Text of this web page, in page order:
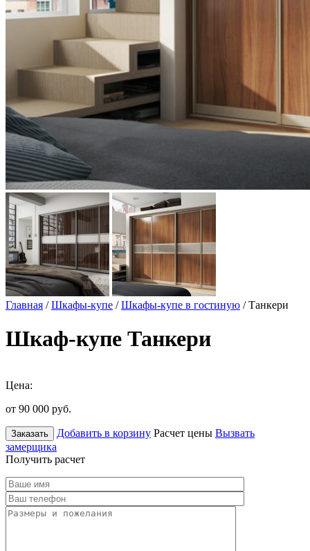
Главная /Шкафы-купе /Шкафы-купе в гостиную / Танкери
Шкаф-купе Танкери
Цена:
от 90 000 руб.
Заказать Добавить в корзину Расчет цены Вызвать
замерщика
Получить расчет